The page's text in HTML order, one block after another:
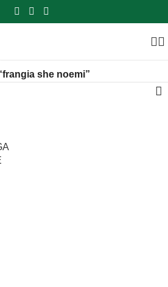
📲3341056025 - 3886572748
she noemi”